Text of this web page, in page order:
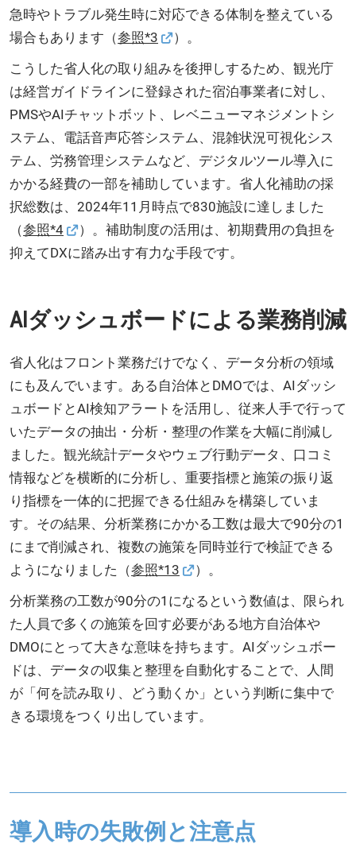
急時やトラブル発生時に対応できる体制を整えている
場合もあります（参照*3
）。
こうした省人化の取り組みを後押しするため、観光庁
は経営ガイドラインに登録された宿泊事業者に対し、
PMSやAIチャットボット、レベニューマネジメントシ
ステム、電話音声応答システム、混雑状況可視化シス
テム、労務管理システムなど、デジタルツール導入に
かかる経費の一部を補助しています。省人化補助の採
択総数は、2024年11月時点で830施設に達しました
（参照*4
）。補助制度の活用は、初期費用の負担を
抑えてDXに踏み出す有力な手段です。
AIダッシュボードによる業務削減
省人化はフロント業務だけでなく、データ分析の領域
にも及んでいます。ある自治体とDMOでは、AIダッシ
ュボードとAI検知アラートを活用し、従来人手で行って
いたデータの抽出・分析・整理の作業を大幅に削減し
ました。観光統計データやウェブ行動データ、口コミ
情報などを横断的に分析し、重要指標と施策の振り返
り指標を一体的に把握できる仕組みを構築していま
す。その結果、分析業務にかかる工数は最大で90分の1
にまで削減され、複数の施策を同時並行で検証できる
ようになりました（参照*13
）。
分析業務の工数が90分の1になるという数値は、限られ
た人員で多くの施策を回す必要がある地方自治体や
DMOにとって大きな意味を持ちます。AIダッシュボー
ドは、データの収集と整理を自動化することで、人間
が「何を読み取り、どう動くか」という判断に集中で
きる環境をつくり出しています。
導入時の失敗例と注意点